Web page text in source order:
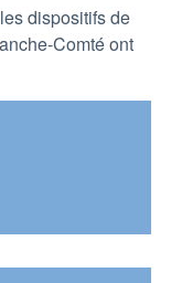
dispositifs de
Comté ont